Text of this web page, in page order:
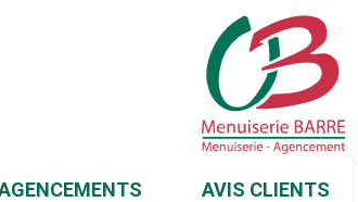
AVIS CLIENTS